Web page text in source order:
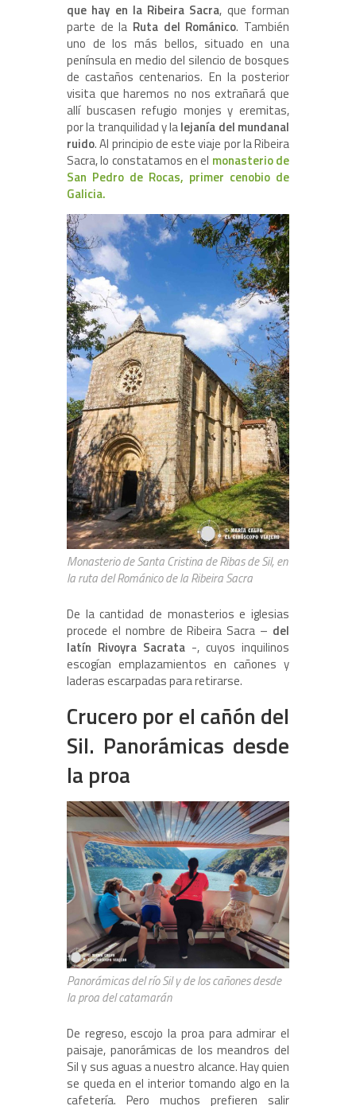
que hay en la Ribeira Sacra, que forman
parte de la Ruta del Románico. También
uno de los más bellos, situado en una
península en medio del silencio de bosques
de castaños centenarios. En la posterior
visita que haremos no nos extrañará que
allí buscasen refugio monjes y eremitas,
por la tranquilidad y lalejanía del mundanal
ruido. Al principio de este viaje por la Ribeira
Sacra, lo constatamos en el monasterio de
San Pedro de Rocas, primer cenobio de
Galicia.
Monasterio de Santa Cristina de Ribas de Sil, en
la ruta del Románico de la Ribeira Sacra
De la cantidad de monasterios e iglesias
procede el nombre de Ribeira Sacra – del
latín Rivoyra Sacrata -, cuyos inquilinos
escogían emplazamientos en cañones y
laderas escarpadas para retirarse.
Crucero por el cañón del
Sil. Panorámicas desde
la proa
Panorámicas del río Sil y de los cañones desde
la proa del catamarán
De regreso, escojo la proa para admirar el
paisaje, panorámicas de los meandros del
Sil y sus aguas a nuestro alcance. Hay quien
se queda en el interior tomando algo en la
cafetería. Pero muchos prefieren salir